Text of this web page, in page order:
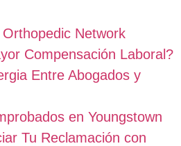
Network
Compensación Laboral?
Entre Abogados y
en Youngstown
Tu Reclamación con